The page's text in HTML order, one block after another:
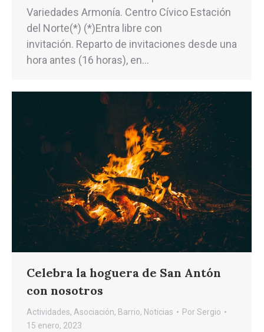
Variedades Armonía. Centro Cívico Estación
del Norte(*) (*)Entra libre con
invitación. Reparto de invitaciones desde una
hora antes (16 horas), en…
Celebra la hoguera de San Antón
con nosotros
Actividades, Asociación, Barrio, Noticias PorSergio
15 enero, 2023